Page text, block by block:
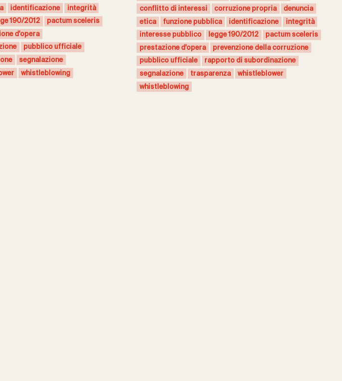
identificazione
integrità
190/2012
pactum sceleris
d'opera
pubblico ufficiale
segnalazione
whistleblowing
conflitto di interessi
corruzione propria
denuncia
etica
funzione pubblica identificazione
integrità
interesse pubblico
legge 190/2012
pactum sceleris
prestazione d'opera
prevenzione della corruzione
pubblico ufficiale
rapporto di subordinazione
segnalazione
trasparenza
whistleblower
whistleblowing